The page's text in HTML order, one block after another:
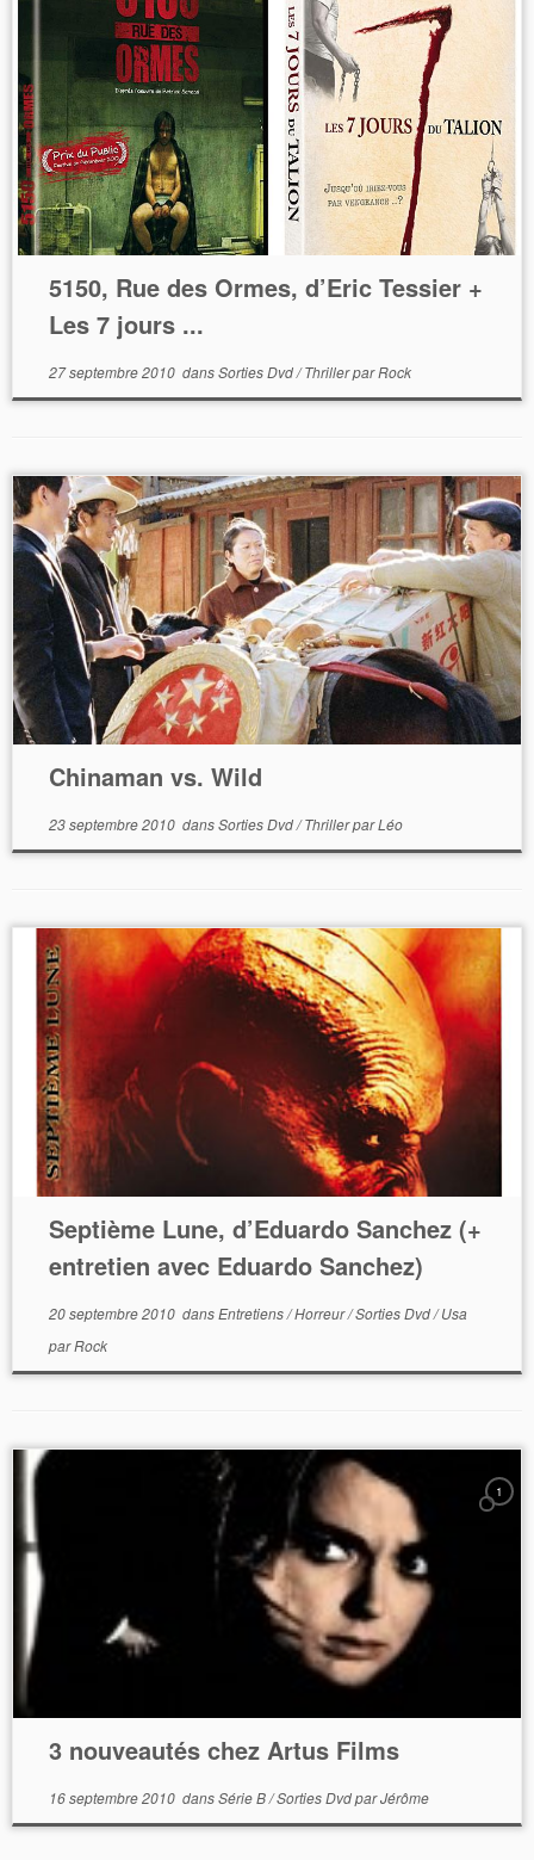
5150, Rue des Ormes, d’Eric Tessier +
Les 7 jours ...
27 septembre 2010dansSorties Dvd/ThrillerparRock
Chinaman vs. Wild
23 septembre 2010dansSorties Dvd/ThrillerparLéo
Septième Lune, d’Eduardo Sanchez (+
entretien avec Eduardo Sanchez)
20 septembre 2010dansEntretiens/Horreur/Sorties Dvd/Usa
parRock
1
3 nouveautés chez Artus Films
16 septembre 2010dansSérie B/Sorties DvdparJérôme